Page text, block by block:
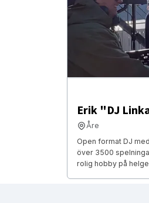
Erik "DJ
Åre
Open format DJ
över 3500
rolig hobby på